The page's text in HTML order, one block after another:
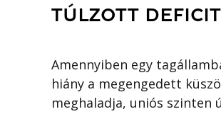
TÚLZOTT
Amennyiben egy
hiány a megengedett
meghaladja, uniós szinten